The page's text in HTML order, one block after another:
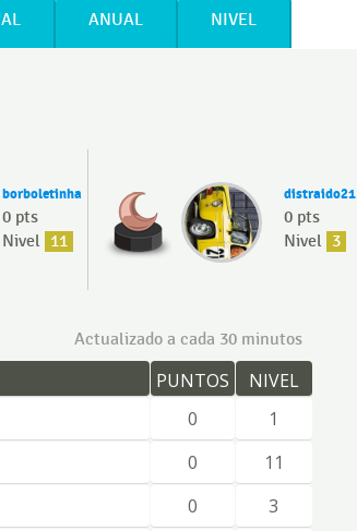
ANUAL NIVEL
borboletinha
0 pts
Nivel 11
distraido21
0 pts
Nivel 3
Actualizado a cada 30 minutos
PUNTOS
NIVEL
0
1
0
11
0
3